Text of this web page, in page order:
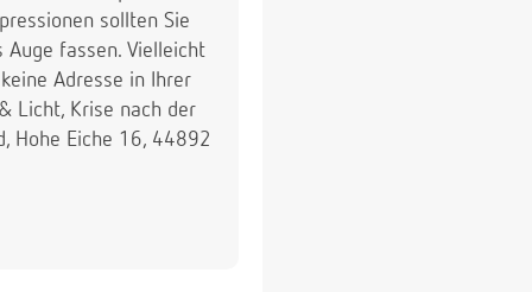
sollten Sie
fassen. Vielleicht
Adresse in Ihrer
Licht, Krise nach der
Hohe Eiche 16, 44892